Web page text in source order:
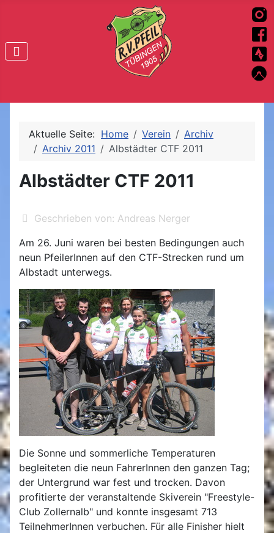
Aktuelle Seite: Home Verein
Archiv
Archiv 2011
Albstädter CTF 2011
Albstädter CTF 2011
Geschrieben von: Andreas Nerger
Am 26. Juni waren bei besten Bedingungen auch
neun PfeilerInnen auf den CTF-Strecken rund um
Albstadt unterwegs.
Die Sonne und sommerliche Temperaturen
begleiteten die neun FahrerInnen den ganzen Tag;
der Untergrund war fest und trocken. Davon
profitierte der veranstaltende Skiverein "Freestyle-
Club Zollernalb" und konnte insgesamt 713
TeilnehmerInnen verbuchen. Für alle Finisher hielt